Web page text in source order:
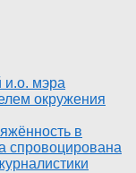
и.о. мэра
окружения
в
спровоцирована